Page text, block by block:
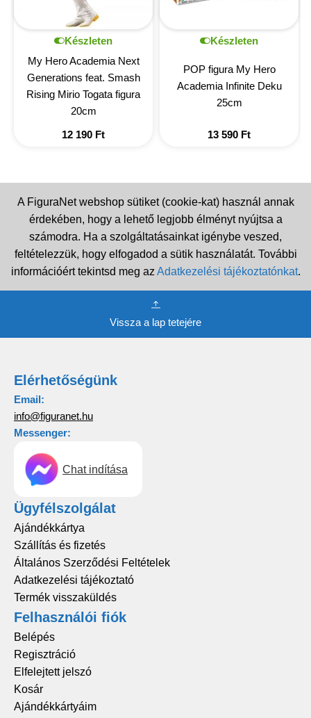
Készleten
My Hero Academia Next
Generations feat. Smash
Rising Mirio Togata figura
20cm
12 190 Ft
Készleten
POP figura My Hero
Academia Infinite Deku
25cm
13 590 Ft
A FiguraNet webshop sütiket (cookie-kat) használ annak
érdekében, hogy a lehető legjobb élményt nyújtsa a
számodra. Ha a szolgáltatásainkat igénybe veszed,
feltételezzük, hogy elfogadod a sütik használatát. További
információért tekintsd meg az Adatkezelési tájékoztatónkat.
Vissza a lap tetejére
Elérhetőségünk
Email:
info@figuranet.hu
Messenger:
Chat indítása
Ügyfélszolgálat
Ajándékkártya
Szállítás és fizetés
Általános Szerződési Feltételek
Adatkezelési tájékoztató
Termék visszaküldés
Felhasználói fiók
Belépés
Regisztráció
Elfelejtett jelszó
Kosár
Ajándékkártyáim